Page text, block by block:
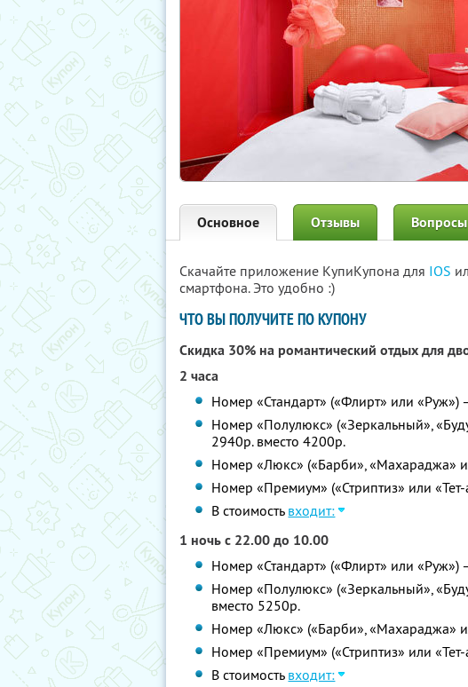
Основное Отзывы
Скачайте приложение КупиКупона для IOS
смартфона. Это удобно :)
ЧТО ВЫ ПОЛУЧИТЕ ПО КУПОНУ
Скидка 30% на романтический отдых для
2 часа
Номер «Стандарт» («Флирт» или «Руж»)
Номер «Полулюкс» («Зеркальный»,
2940р. вместо 4200р.
Номер «Люкс» («Барби», «Махараджа»
Номер «Премиум» («Стриптиз» или
В стоимость входит:
1 ночь с 22.00 до 10.00
Номер «Стандарт» («Флирт» или «Руж»)
Номер «Полулюкс» («Зеркальный»,
вместо 5250р.
Номер «Люкс» («Барби», «Махараджа»
Номер «Премиум» («Стриптиз» или
В стоимость входит: